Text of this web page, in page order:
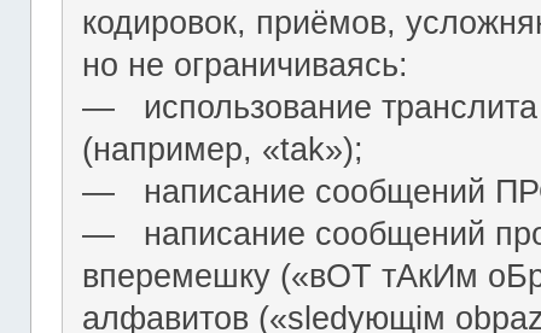
кодировок, приёмов,
но не ограничиваясь:
― использование
(например, «tak»);
― написание сообщений
― написание сообщений
вперемешку («вОТ тАкИм
алфавитов («slеdующiм